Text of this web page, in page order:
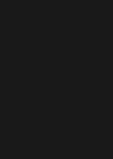
nueva ventana)
nueva ventana)